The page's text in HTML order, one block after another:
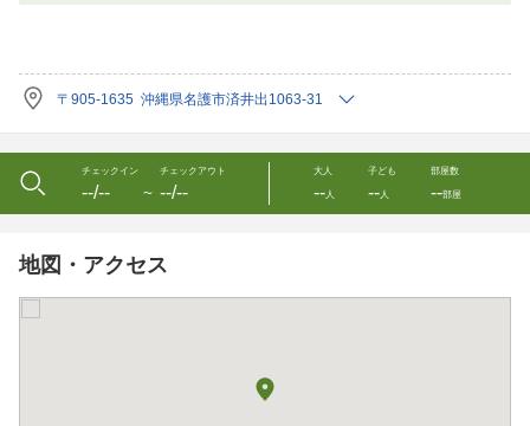
〒905-1635 沖縄県名護市済井出1063-31
チェックイン
--/-- 〜
チェックアウト
--/--
大人
--人
子ども
--人
部屋数
--部屋
地図・アクセス